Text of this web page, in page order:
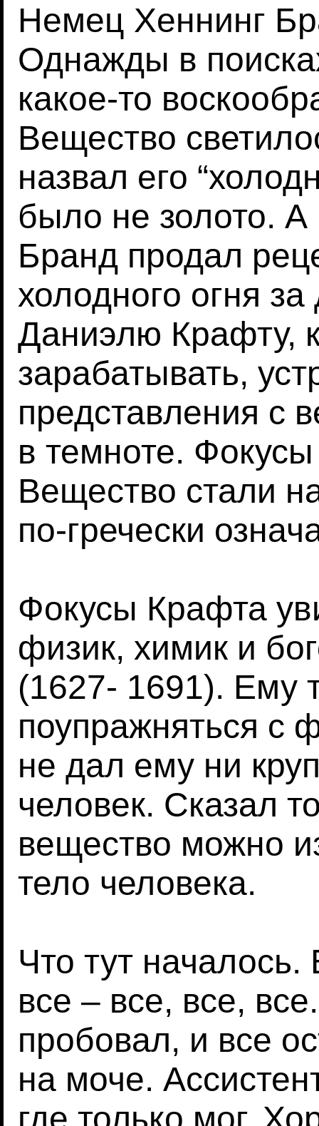
Немец Хеннинг
Однажды в
какое-то
Вещество
назвал его
было не золото.
Бранд продал
холодного огня
Даниэлю Крафту,
зарабатывать,
представления с
в темноте.
Вещество стали
по-гречески
Фокусы Крафта
физик, химик и
(1627- 1691). Ему
поупражняться с
не дал ему ни
человек. Сказал
вещество можно
тело человека.
Что тут
все – все, все,
пробовал, и все
на моче.
где только мог.